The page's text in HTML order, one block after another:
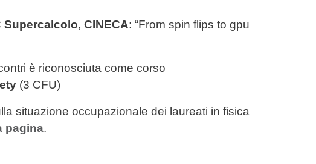
Supercalcolo, CINECA: “From spin flips to gpu
è riconosciuta come corso
(3 CFU)
situazione occupazionale dei laureati in fisica
pagina.